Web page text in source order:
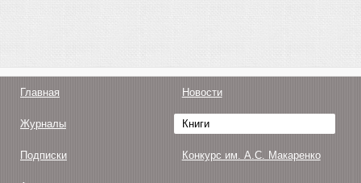
Главная Новости
Журналы Книги
Подписки Конкурс им. А.С. Макаренко